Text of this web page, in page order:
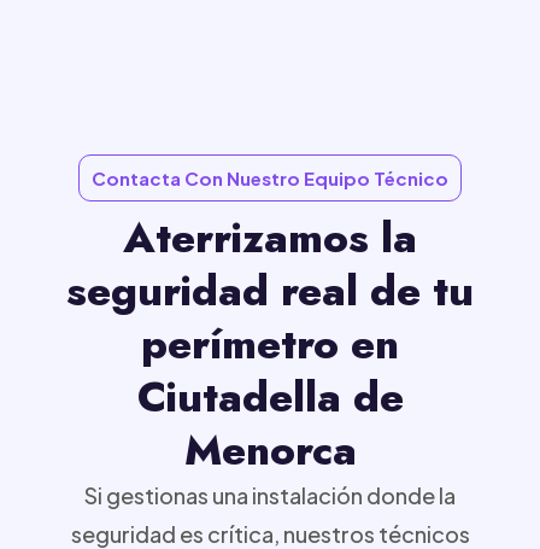
Contacta Con Nuestro Equipo Técnico
Aterrizamos la
seguridad real de tu
perímetro en
Ciutadella de
Menorca
Si gestionas una instalación donde la
seguridad es crítica, nuestros técnicos